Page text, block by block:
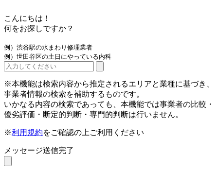
こんにちは！
何をお探しですか？
例）渋谷駅の水まわり修理業者
例）世田谷区の土日にやっている内科
※本機能は検索内容から推定されるエリアと業種に基づき、
事業者情報の検索を補助するものです。
いかなる内容の検索であっても、本機能では事業者の比較・
優劣評価・断定的判断・専門的判断は行いません。
※利用規約をご確認の上ご利用ください
メッセージ送信完了